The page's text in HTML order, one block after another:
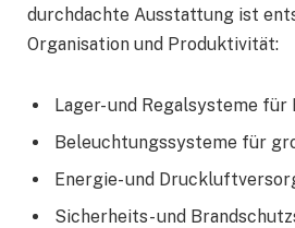
durchdachte Ausstattung ist
Organisation und Produktivität:
Lager- und Regalsysteme
Beleuchtungssysteme für
Energie- und
Sicherheits- und